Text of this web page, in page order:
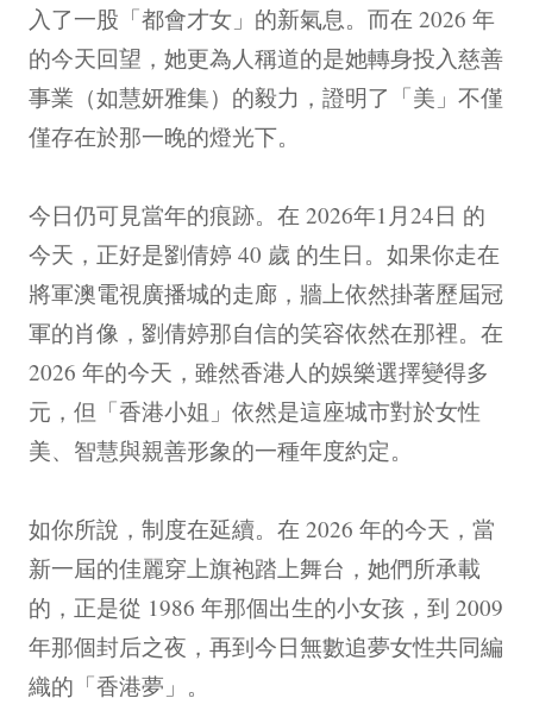
入了一股「都會才女」的新氣息。而在 2026 年
的今天回望，她更為人稱道的是她轉身投入慈善
事業（如慧妍雅集）的毅力，證明了「美」不僅
僅存在於那一晚的燈光下。
今日仍可見當年的痕跡。在 2026年1月24日 的
今天，正好是劉倩婷 40 歲 的生日。如果你走在
將軍澳電視廣播城的走廊，牆上依然掛著歷屆冠
軍的肖像，劉倩婷那自信的笑容依然在那裡。在
2026 年的今天，雖然香港人的娛樂選擇變得多
元，但「香港小姐」依然是這座城市對於女性
美、智慧與親善形象的一種年度約定。
如你所說，制度在延續。在 2026 年的今天，當
新一屆的佳麗穿上旗袍踏上舞台，她們所承載
的，正是從 1986 年那個出生的小女孩，到 2009
年那個封后之夜，再到今日無數追夢女性共同編
織的「香港夢」。